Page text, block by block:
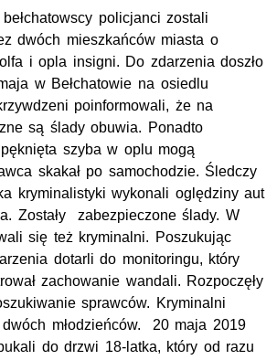
policjanci zostali
dwóch mieszkańców miasta o
i opla insigni. Do zdarzenia doszło
w Bełchatowie na osiedlu
poinformowali, że na
są ślady obuwia. Ponadto
szyba w oplu mogą
skakał po samochodzie. Śledczy
kryminalistyki wykonali oględziny aut
Zostały zabezpieczone ślady. W
się też kryminalni. Poszukując
dotarli do monitoringu, który
zachowanie wandali. Rozpoczęły
sprawców. Kryminalni
młodzieńców. 20 maja 2019
do drzwi 18-latka, który od razu